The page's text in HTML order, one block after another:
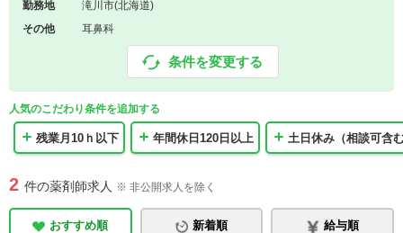
勤務地
滝川市(北海道)
その他
耳鼻科
条件を変更する
人気のこだわり条件を追加する
残業月10ｈ以下 年間休日120日以上 土日休み（相談可含
2 件の薬剤師求人 ※ 非公開求人を除く
おすすめ順 新着順 給与順